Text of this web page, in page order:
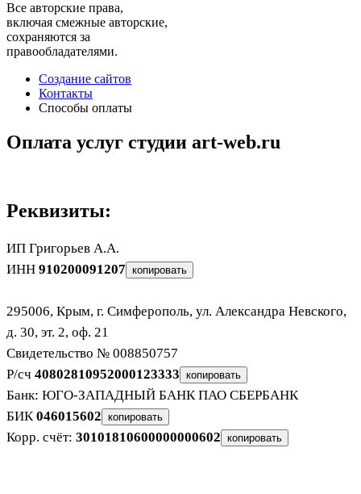
Все авторские права,
включая смежные авторские,
сохраняются за
правообладателями.
Создание сайтов
Контакты
Способы оплаты
Оплата услуг студии art-web.ru
Реквизиты:
ИП Григорьев А.А.
ИНН 910200091207 копировать
295006, Крым, г. Симферополь, ул. Александра Невского,
д. 30, эт. 2, оф. 21
Свидетельство № 008850757
Р/сч 40802810952000123333 копировать
Банк: ЮГО-ЗАПАДНЫЙ БАНК ПАО СБЕРБАНК
БИК 046015602 копировать
Корр. счёт: 30101810600000000602 копировать